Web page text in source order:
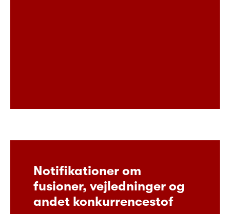
Notifikationer om
fusioner, vejledninger og
andet konkurrencestof